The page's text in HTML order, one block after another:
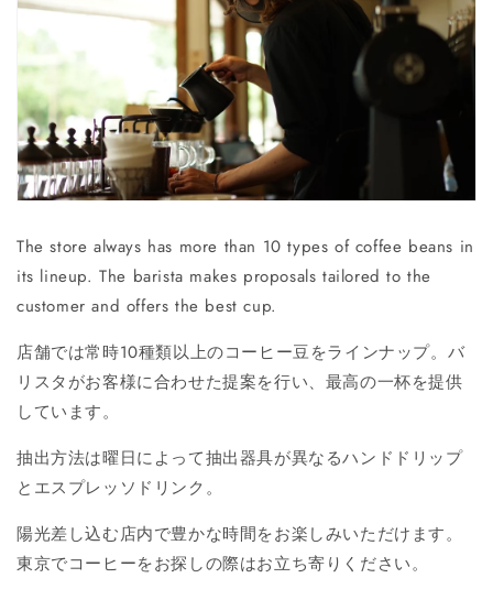
The store always has more than 10 types of coffee beans in
its lineup. The barista makes proposals tailored to the
customer and offers the best cup.
店舗では常時10種類以上のコーヒー豆をラインナップ。バ
リスタがお客様に合わせた提案を行い、最高の一杯を提供
しています。
抽出方法は曜日によって抽出器具が異なるハンドドリップ
とエスプレッソドリンク。
陽光差し込む店内で豊かな時間をお楽しみいただけます。
東京でコーヒーをお探しの際はお立ち寄りください。